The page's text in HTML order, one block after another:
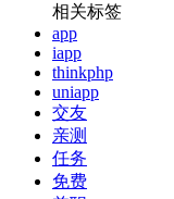
相关标签
app
iapp
thinkphp
uniapp
交友
亲测
任务
免费